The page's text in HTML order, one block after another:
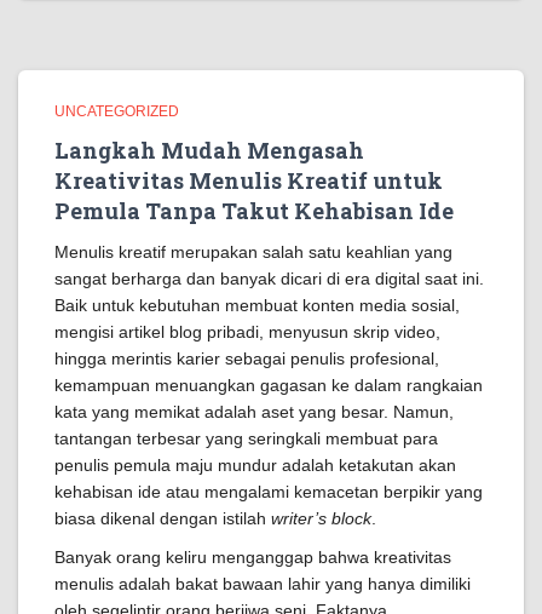
UNCATEGORIZED
Langkah Mudah Mengasah
Kreativitas Menulis Kreatif untuk
Pemula Tanpa Takut Kehabisan Ide
Menulis kreatif merupakan salah satu keahlian yang
sangat berharga dan banyak dicari di era digital saat ini.
Baik untuk kebutuhan membuat konten media sosial,
mengisi artikel blog pribadi, menyusun skrip video,
hingga merintis karier sebagai penulis profesional,
kemampuan menuangkan gagasan ke dalam rangkaian
kata yang memikat adalah aset yang besar. Namun,
tantangan terbesar yang seringkali membuat para
penulis pemula maju mundur adalah ketakutan akan
kehabisan ide atau mengalami kemacetan berpikir yang
biasa dikenal dengan istilah writer’s block.
Banyak orang keliru menganggap bahwa kreativitas
menulis adalah bakat bawaan lahir yang hanya dimiliki